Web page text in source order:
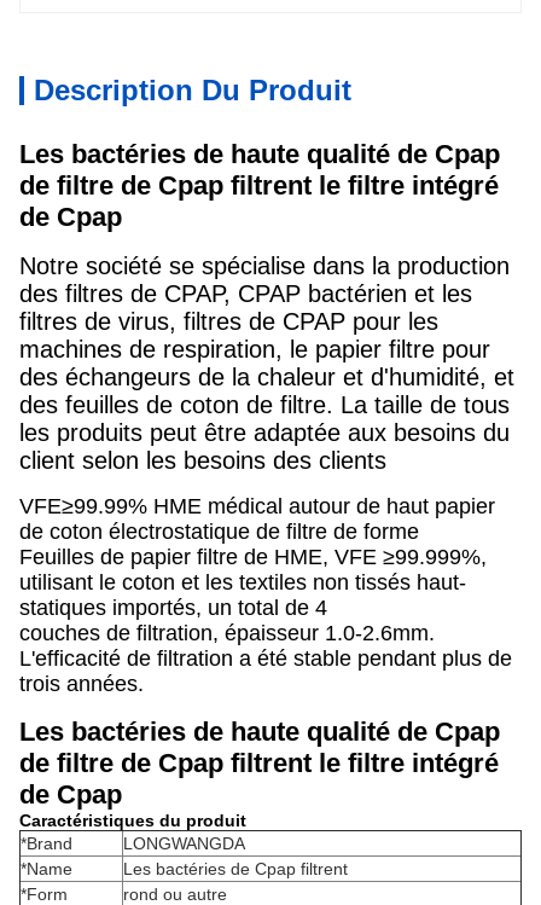
Description Du Produit
Les bactéries de haute qualité de Cpap
de filtre de Cpap filtrent le filtre intégré
de Cpap
Notre société se spécialise dans la production
des filtres de CPAP, CPAP bactérien et les
filtres de virus, filtres de CPAP pour les
machines de respiration, le papier filtre pour
des échangeurs de la chaleur et d'humidité, et
des feuilles de coton de filtre. La taille de tous
les produits peut être adaptée aux besoins du
client selon les besoins des clients
VFE≥99.99% HME médical autour de haut papier
de coton électrostatique de filtre de forme
Feuilles de papier filtre de HME, VFE ≥99.999%,
utilisant le coton et les textiles non tissés haut-
statiques importés, un total de 4
couches de filtration, épaisseur 1.0-2.6mm.
L'efficacité de filtration a été stable pendant plus de
trois années.
Les bactéries de haute qualité de Cpap
de filtre de Cpap filtrent le filtre intégré
de Cpap
Caractéristiques du produit
*Brand
LONGWANGDA
*Name
Les bactéries de Cpap filtrent
*Form
rond ou autre